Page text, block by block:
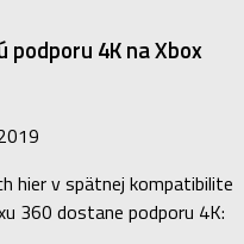
podporu 4K na Xbox
hier v spätnej kompatibilite
360 dostane podporu 4K: